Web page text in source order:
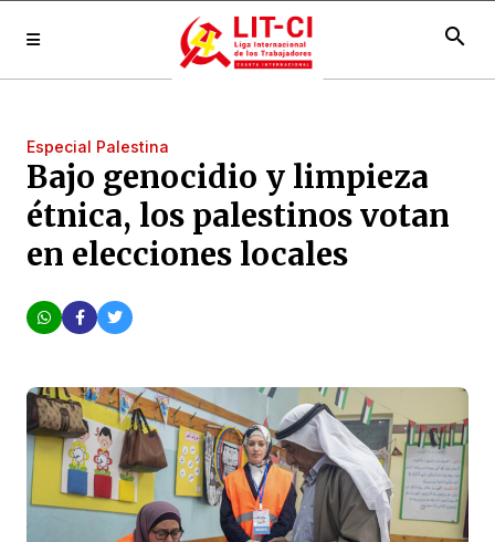
search
Especial Palestina
Bajo genocidio y limpieza
étnica, los palestinos votan
en elecciones locales